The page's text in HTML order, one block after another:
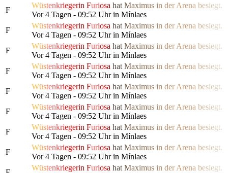
F
Wüstenkriegerin Furiosa hat Maximus in derArena besiegt.
Vor 4 Tagen - 09:52 Uhr in Mínlaes
F
Wüstenkriegerin Furiosa hat Maximus in derArena besiegt.
Vor 4 Tagen - 09:52 Uhr in Mínlaes
F
Wüstenkriegerin Furiosa hat Maximus in derArena besiegt.
Vor 4 Tagen - 09:52 Uhr in Mínlaes
F
Wüstenkriegerin Furiosa hat Maximus in derArena besiegt.
Vor 4 Tagen - 09:52 Uhr in Mínlaes
F
Wüstenkriegerin Furiosa hat Maximus in derArena besiegt.
Vor 4 Tagen - 09:52 Uhr in Mínlaes
F
Wüstenkriegerin Furiosa hat Maximus in derArena besiegt.
Vor 4 Tagen - 09:52 Uhr in Mínlaes
F
Wüstenkriegerin Furiosa hat Maximus in derArena besiegt.
Vor 4 Tagen - 09:52 Uhr in Mínlaes
F
Wüstenkriegerin Furiosa hat Maximus in derArena besiegt.
Vor 4 Tagen - 09:52 Uhr in Mínlaes
Wüstenkriegerin Furiosa hat Maximus in derArena besiegt.